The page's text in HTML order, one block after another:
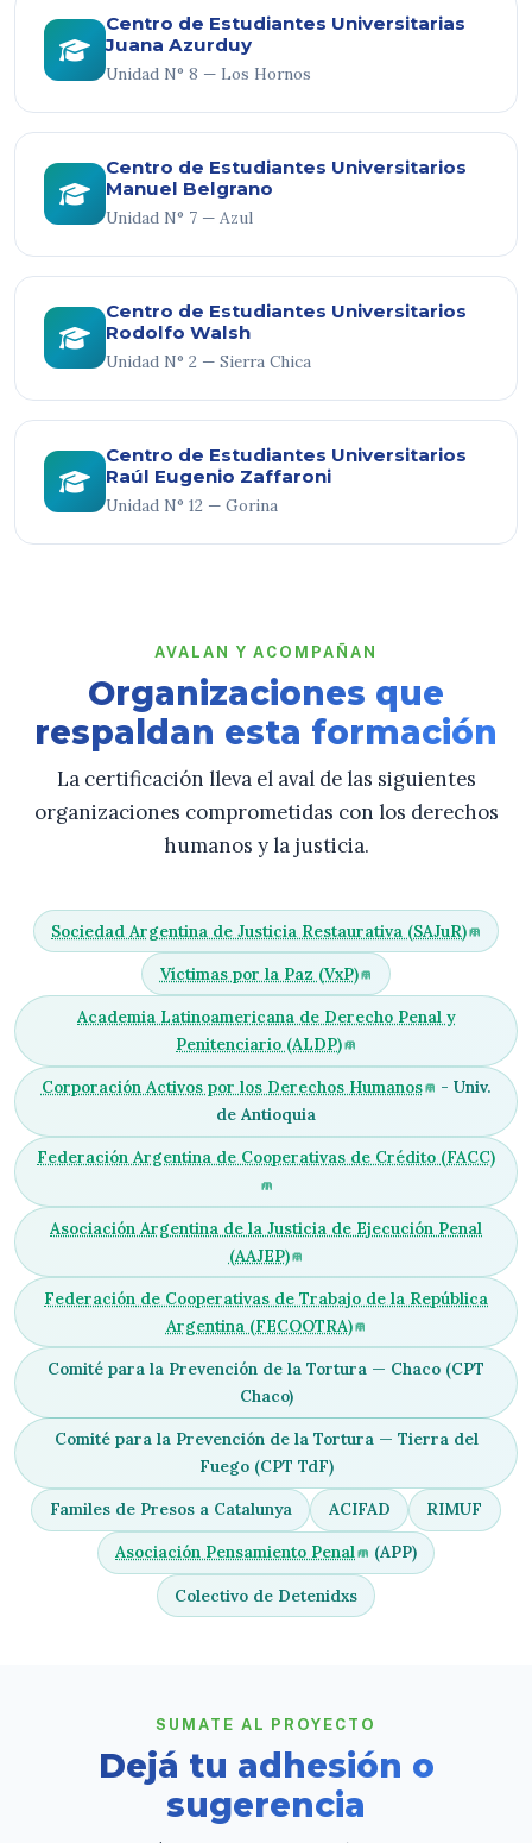
Centro de Estudiantes Universitarias
Juana Azurduy
Unidad N° 8 — Los Hornos
Centro de Estudiantes Universitarios
Manuel Belgrano
Unidad N° 7 — Azul
Centro de Estudiantes Universitarios
Rodolfo Walsh
Unidad N° 2 — Sierra Chica
Centro de Estudiantes Universitarios
Raúl Eugenio Zaffaroni
Unidad N° 12 — Gorina
AVALAN Y ACOMPAÑAN
Organizaciones que
respaldan esta formación
La certificación lleva el aval de las siguientes
organizaciones comprometidas con los derechos
humanos y la justicia.
Sociedad Argentina de Justicia Restaurativa (SAJuR)
Víctimas por la Paz (VxP)
Academia Latinoamericana de Derecho Penal y
Penitenciario (ALDP)
Corporación Activos por los Derechos Humanos
- Univ.
de Antioquia
Federación Argentina de Cooperativas de Crédito (FACC)
Asociación Argentina de la Justicia de Ejecución Penal
(AAJEP)
Federación de Cooperativas de Trabajo de la República
Argentina (FECOOTRA)
Comité para la Prevención de la Tortura — Chaco (CPT
Chaco)
Comité para la Prevención de la Tortura — Tierra del
Fuego (CPT TdF)
Familes de Presos a Catalunya ACIFAD RIMUF
Asociación Pensamiento Penal (APP)
Colectivo de Detenidxs
SUMATE AL PROYECTO
Dejá tu adhesión o
sugerencia